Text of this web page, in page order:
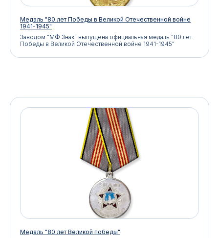
Медаль "80 лет Победы в Великой Отечественной войне
1941-1945"
Заводом "МФ Знак" выпущена официальная медаль "80 лет
Победы в Великой Отечественной войне 1941-1945"
Медаль "80 лет Великой победы"